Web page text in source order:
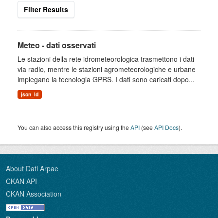
Filter Results
Meteo - dati osservati
Le stazioni della rete idrometeorologica trasmettono i dati
via radio, mentre le stazioni agrometeorologiche e urbane
impiegano la tecnologia GPRS. I dati sono caricati dopo...
json_ld
You can also access this registry using theAPI (seeAPI Docs).
About Dati Arpae
CKAN API
CKAN Association